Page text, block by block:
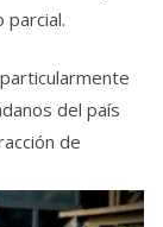
parcial.
del país
de